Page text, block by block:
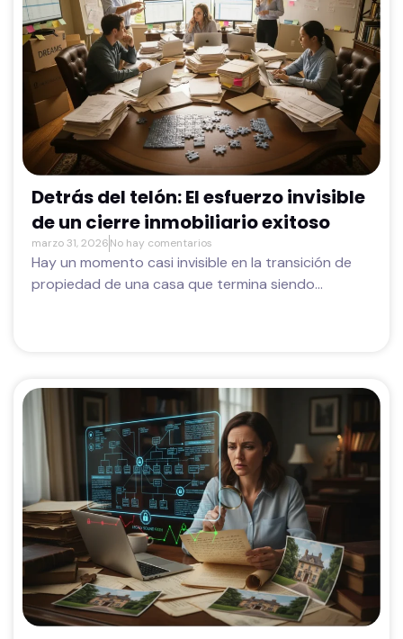
Detrás del telón: El esfuerzo invisible
de un cierre inmobiliario exitoso
marzo 31, 2026No hay comentarios
Hay un momento casi invisible en la transición de
propiedad de una casa que termina siendo...